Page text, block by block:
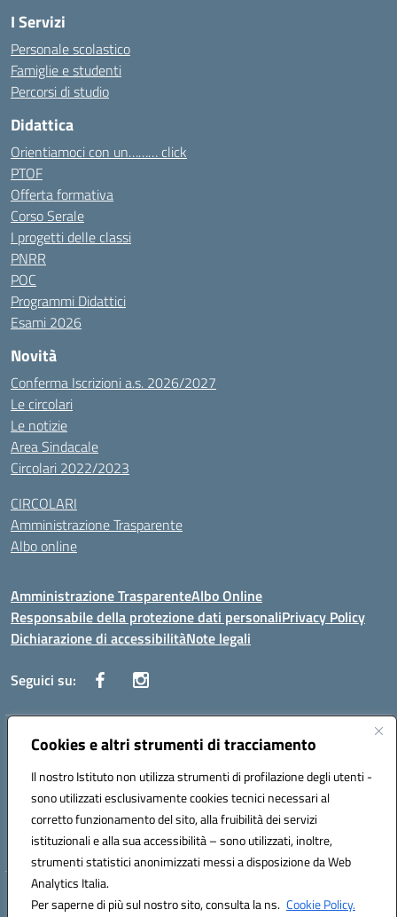
Cookies e altri strumenti di tracciamento
Il nostro Istituto non utilizza strumenti di profilazione degli utenti -
sono utilizzati esclusivamente cookies tecnici necessari al
corretto funzionamento del sito, alla fruibilità dei servizi
istituzionali e alla sua accessibilità – sono utilizzati, inoltre,
strumenti statistici anonimizzati messi a disposizione da Web
Analytics Italia.
Per saperne di più sul nostro sito, consulta la ns. Cookie Policy.
I Servizi
Personale scolastico
Famiglie e studenti
Percorsi di studio
Didattica
Orientiamoci con un……… click
PTOF
Offerta formativa
Corso Serale
I progetti delle classi
PNRR
POC
Programmi Didattici
Esami 2026
Novità
Conferma Iscrizioni a.s. 2026/2027
Le circolari
Le notizie
Area Sindacale
Circolari 2022/2023
CIRCOLARI
Amministrazione Trasparente
Albo online
Amministrazione TrasparenteAlbo Online
Responsabile della protezione dati personaliPrivacy Policy
Dichiarazione di accessibilitàNote legali
Seguici su:
Indirizzo:Corso Vittorio Emanuele, 27 90133 - Palermo
Posta elettronica certificata (PEC):pais03600r@pec.istruzione.it
Codice fiscale: 97308550827
Codice meccanografico: PAIS03600R
Hosting & Powered by 3D Solution S.r.l.